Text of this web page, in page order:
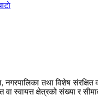
तथा विशेष संरक्षित
स्वायत्त क्षेत्रको संख्या र